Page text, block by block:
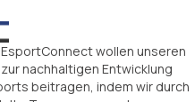
EsportConnect wollen unseren
nachhaltigen Entwicklung
beitragen, indem wir durch